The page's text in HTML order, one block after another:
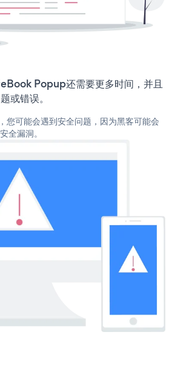
Popup还需要更多时间，并且
或错误。
您可能会遇到安全问题，因为黑客可能会
全漏洞。